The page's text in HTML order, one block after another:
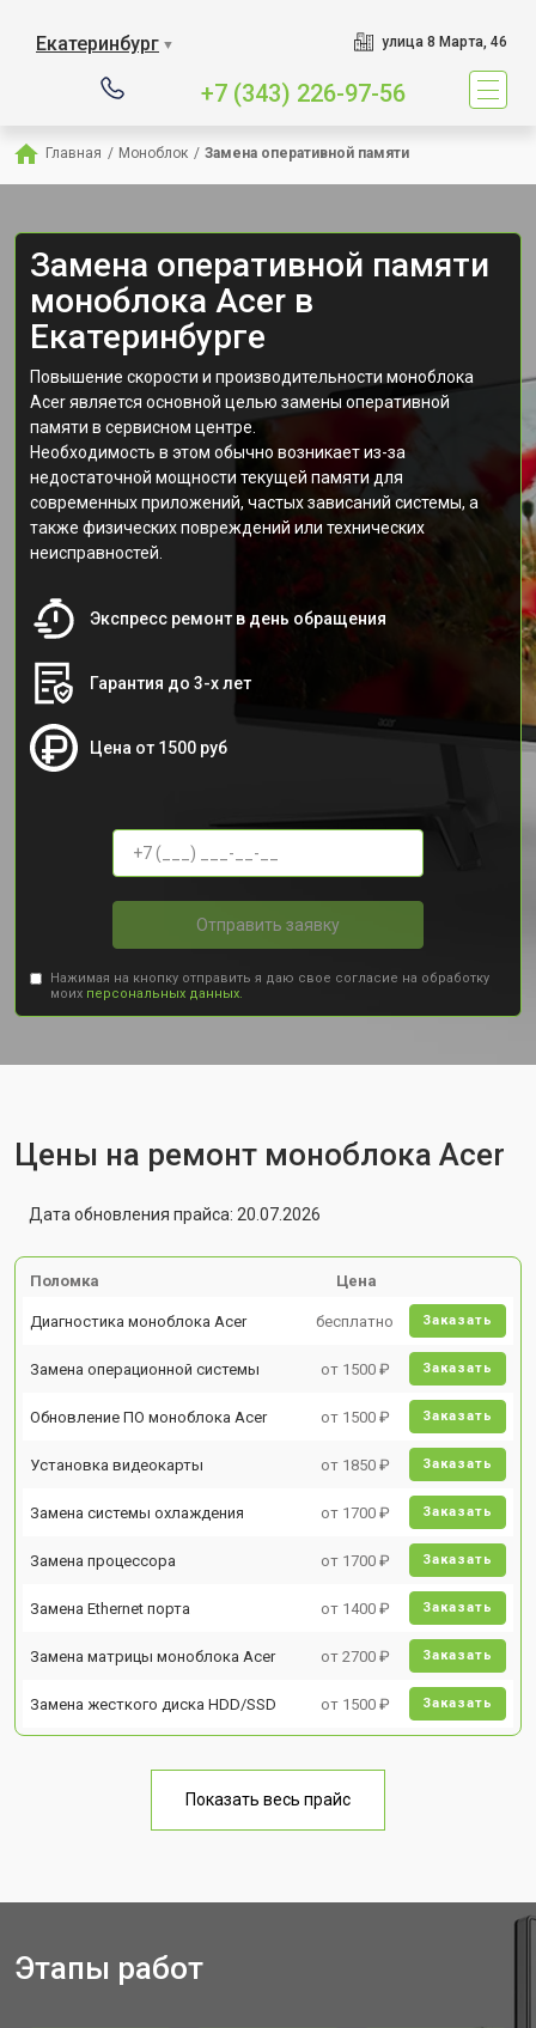
Екатеринбург ▼ улица 8 Марта, 46
+7 (343) 226-97-56
Главная / Моноблок / Замена оперативной памяти
Замена оперативной памяти
моноблока Acer в
Екатеринбурге
Повышение скорости и производительности моноблока
Acer является основной целью замены оперативной
памяти в сервисном центре.
Необходимость в этом обычно возникает из-за
недостаточной мощности текущей памяти для
современных приложений, частых зависаний системы, а
также физических повреждений или технических
неисправностей.
Экспресс ремонт в день обращения
Гарантия до 3-х лет
Цена от 1500 руб
Отправить заявку
Нажимая на кнопку отправить я даю свое согласие на обработку
моих персональных данных.
Цены на ремонт моноблока Acer
Дата обновления прайса: 20.07.2026
Поломка Цена
Диагностика моноблока Acer бесплатно Заказать
Замена операционной системы от 1500 ₽ Заказать
Обновление ПО моноблока Acer от 1500 ₽ Заказать
Установка видеокарты от 1850 ₽ Заказать
Замена системы охлаждения от 1700 ₽ Заказать
Замена процессора от 1700 ₽ Заказать
Замена Ethernet порта от 1400 ₽ Заказать
Замена матрицы моноблока Acer от 2700 ₽ Заказать
Замена жесткого диска HDD/SSD от 1500 ₽ Заказать
Показать весь прайс
Этапы работ